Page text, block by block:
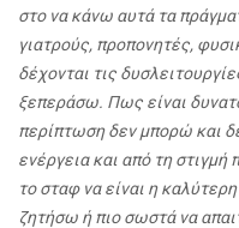
στο να κάνω αυτά τα
γιατρούς, προπονητές,
δέχονται τις
ξεπεράσω. Πως είναι
περίπτωση δεν μπορώ και
ενέργεια και από τη
το σταφ να είναι η
ζητήσω ή πιο σωστά να